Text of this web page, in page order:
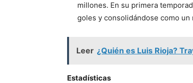
millones. En su primera
goles y consolidándose como
Leer ¿Quién es Luis Rioja?
Estadísticas